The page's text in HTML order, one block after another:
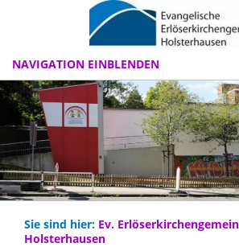
NAVIGATION EINBLENDEN
Sie sind hier: Ev.
Holsterhausen